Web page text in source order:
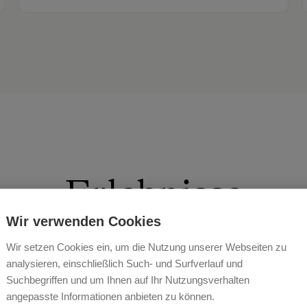
Erlebnisse
die Murtaler Berggipfel schweifen lassen,
Wir verwenden Cookies
Wir setzen Cookies ein, um die Nutzung unserer Webseiten zu
analysieren, einschließlich Such- und Surfverlauf und
Suchbegriffen und um Ihnen auf Ihr Nutzungsverhalten
angepasste Informationen anbieten zu können.